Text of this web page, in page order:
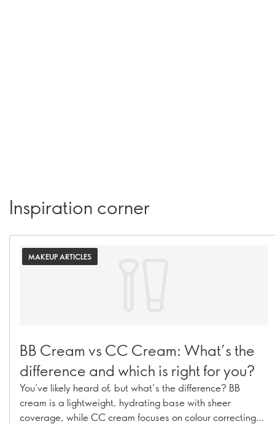
Inspiration corner
MAKEUP ARTICLES
BB Cream vs CC Cream: What’s the
difference and which is right for you?
You’ve likely heard of, but what’s the difference? BB
cream is a lightweight, hydrating base with sheer
coverage, while CC cream focuses on colour correcting